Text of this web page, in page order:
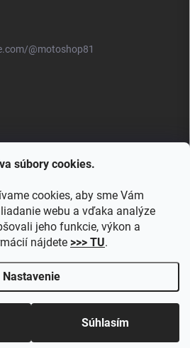
súbory cookies.
cookies, aby sme Vám
webu a vďaka analýze
jeho funkcie, výkon a
nájdete >>> TU.
Nastavenie
Súhlasím
@motoshop81
Vytvoril Shoptet
. Všetky práva vyhradené.Upraviť